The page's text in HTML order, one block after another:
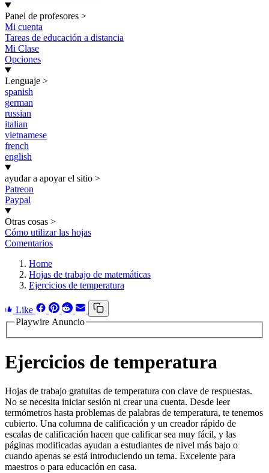
Panel de profesores >
Mi cuenta
Tareas de educación a distancia
Mi Clase
Opciones
Lenguaje >
spanish
german
russian
italian
vietnamese
french
english
ayudar a apoyar el sitio >
Patreon
Paypal
Otras cosas >
Cómo utilizar las hojas
Comentarios
Home
Hojas de trabajo de matemáticas
Ejercicios de temperatura
Like
Playwire Anuncio
Ejercicios de temperatura
Hojas de trabajo gratuitas de temperatura con clave de respuestas.
No se necesita iniciar sesión ni crear una cuenta. Desde leer
termómetros hasta problemas de palabras de temperatura, te tenemos
cubierto. Una columna de calificación y un creador rápido de
escalas de calificación hacen que calificar sea muy fácil, y las
páginas modificadas ayudan a estudiantes de nivel más bajo o
cuando apenas se está introduciendo un tema. Excelente para
maestros o para educación en casa.